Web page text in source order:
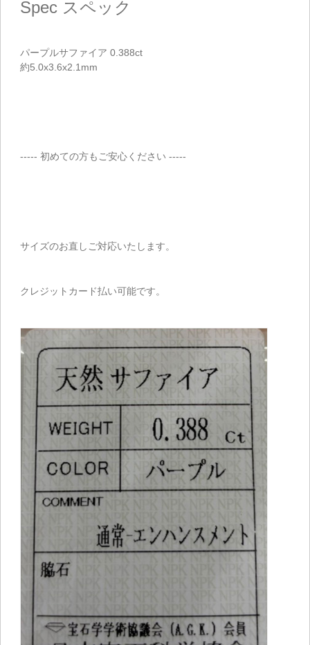
Spec スペック
パープルサファイア 0.388ct
約5.0x3.6x2.1mm
----- 初めての方もご安心ください -----
サイズのお直しご対応いたします。
クレジットカード払い可能です。
ご注文手続き